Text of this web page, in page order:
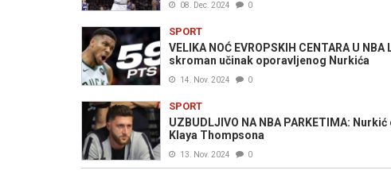
08. Dec. 2024 0
SPORT
VELIKA NOĆ EVROPSKIH CENTARA U
skroman učinak oporavljenog Nurkića
14. Nov. 2024 0
SPORT
UZBUDLJIVO NA NBA PARKETIMA:
Klaya Thompsona
13. Nov. 2024 0